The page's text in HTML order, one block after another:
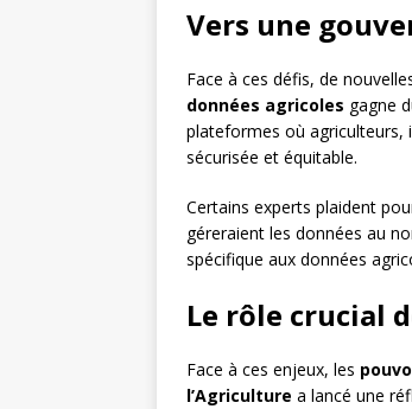
Vers une
Face à ces défis, de
données agricoles gagne
plateformes où agriculteurs,
sécurisée et équitable.
Certains experts plaident
géreraient les données au
spécifique aux données
Le rôle crucial
Face à ces enjeux, les
l’Agriculture a lancé une